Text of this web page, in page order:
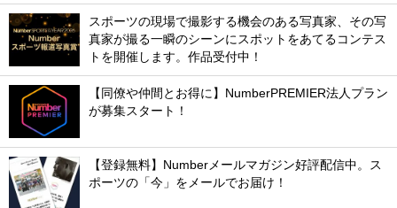
スポーツの現場で撮影する機会のある写真家、その写
真家が撮る一瞬のシーンにスポットをあてるコンテス
トを開催します。作品受付中！
【同僚や仲間とお得に】NumberPREMIER法人プラン
が募集スタート！
【登録無料】Numberメールマガジン好評配信中。ス
ポーツの「今」をメールでお届け！